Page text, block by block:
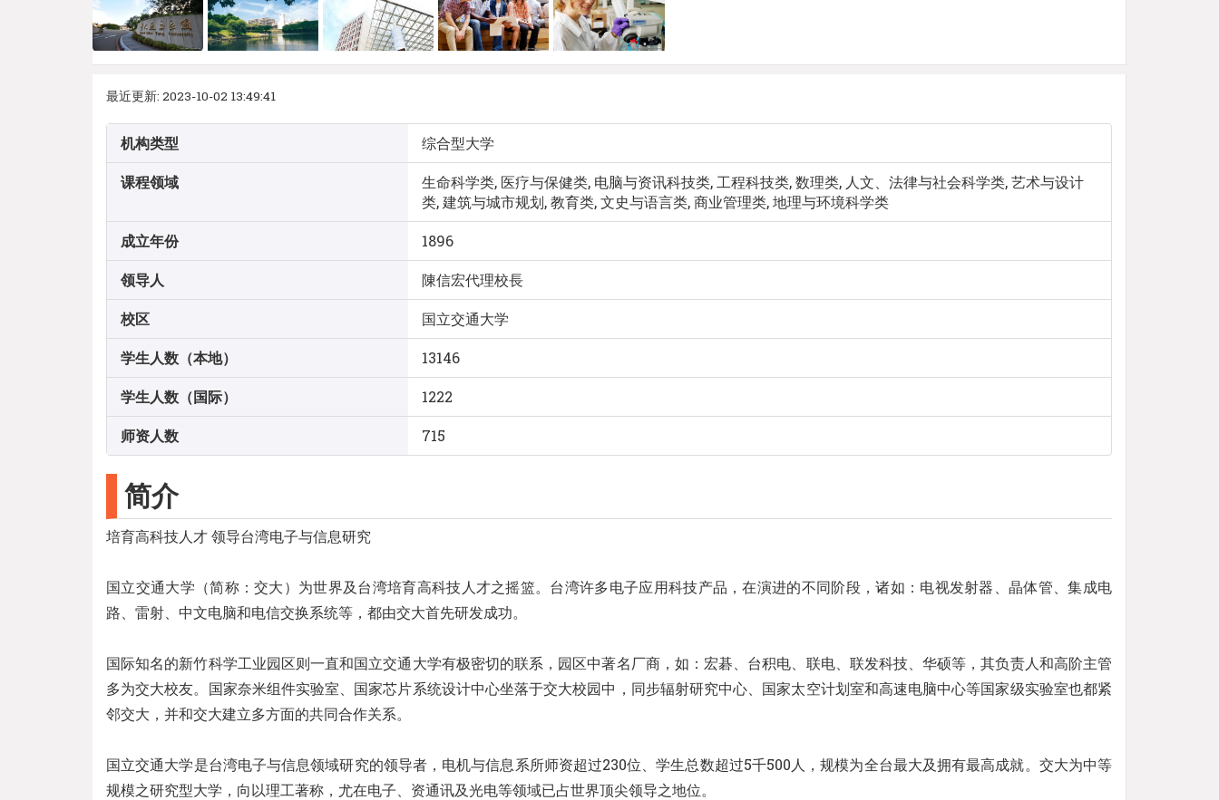
最近更新: 2023-10-02 13:49:41
机构类型 综合型大学
课程领域
生命科学类, 医疗与保健类, 电脑与资讯科技类, 工程科技类, 数理类, 人文、法律与社会科学类, 艺术与设计
类, 建筑与城市规划, 教育类, 文史与语言类, 商业管理类, 地理与环境科学类
成立年份 1896
领导人 陳信宏代理校長
校区 国立交通大学
学生人数（本地） 13146
学生人数（国际） 1222
师资人数 715
简介
培育高科技人才 领导台湾电子与信息研究
国立交通大学（简称：交大）为世界及台湾培育高科技人才之摇篮。台湾许多电子应用科技产品，在演进的不同阶段，诸如：电视发射器、晶体管、集成电
路、雷射、中文电脑和电信交换系统等，都由交大首先研发成功。
国际知名的新竹科学工业园区则一直和国立交通大学有极密切的联系，园区中著名厂商，如：宏碁、台积电、联电、联发科技、华硕等，其负责人和高阶主管
多为交大校友。国家奈米组件实验室、国家芯片系统设计中心坐落于交大校园中，同步辐射研究中心、国家太空计划室和高速电脑中心等国家级实验室也都紧
邻交大，并和交大建立多方面的共同合作关系。
国立交通大学是台湾电子与信息领域研究的领导者，电机与信息系所师资超过230位、学生总数超过5千500人，规模为全台最大及拥有最高成就。交大为中等
规模之研究型大学，向以理工著称，尤在电子、资通讯及光电等领域已占世界顶尖领导之地位。